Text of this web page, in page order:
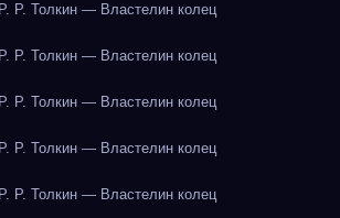
Р. Толкин — Властелин колец
Р. Толкин — Властелин колец
Р. Толкин — Властелин колец
Р. Толкин — Властелин колец
Р. Толкин — Властелин колец